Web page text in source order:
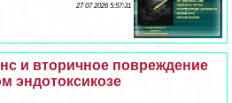
27 07 2026 5:57:31
и вторичное повреждение
эндотоксикозе